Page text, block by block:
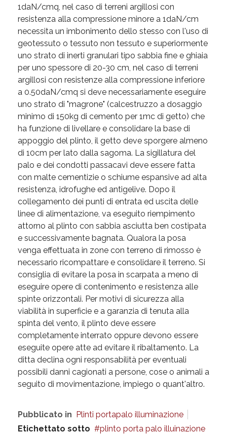
1daN/cmq, nel caso di terreni argillosi con
resistenza alla compressione minore a 1daN/cm
necessita un imbonimento dello stesso con l'uso di
geotessuto o tessuto non tessuto e superiormente
uno strato di inerti granulari tipo sabbia fine e ghiaia
per uno spessore di 20-30 cm, nel caso di terreni
argillosi con resistenze alla compressione inferiore
a 0.50daN/cmq si deve necessariamente eseguire
uno strato di "magrone" (calcestruzzo a dosaggio
minimo di 150kg di cemento per 1mc di getto) che
ha funzione di livellare e consolidare la base di
appoggio del plinto, il getto deve sporgere almeno
di 10cm per lato dalla sagoma. La sigillatura del
palo e dei condotti passacavi deve essere fatta
con malte cementizie o schiume espansive ad alta
resistenza, idrofughe ed antigelive. Dopo il
collegamento dei punti di entrata ed uscita delle
linee di alimentazione, va eseguito riempimento
attorno al plinto con sabbia asciutta ben costipata
e successivamente bagnata. Qualora la posa
venga effettuata in zone con terreno di rimosso è
necessario ricompattare e consolidare il terreno. Si
consiglia di evitare la posa in scarpata a meno di
eseguire opere di contenimento e resistenza alle
spinte orizzontali. Per motivi di sicurezza alla
viabilità in superficie e a garanzia di tenuta alla
spinta del vento, il plinto deve essere
completamente interrato oppure devono essere
eseguite opere atte ad evitare il ribaltamento. La
ditta declina ogni responsabilità per eventuali
possibili danni cagionati a persone, cose o animali a
seguito di movimentazione, impiego o quant'altro.
Pubblicato in Plinti portapalo illuminazione
Etichettato sotto
plinto porta palo illuinazione